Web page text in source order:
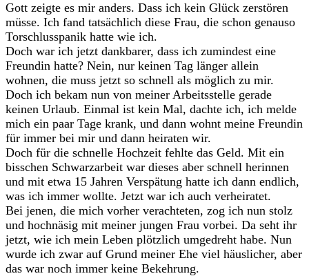
Gott zeigte es mir anders. Dass ich kein Glück zerstören
müsse. Ich fand tatsächlich diese Frau, die schon genauso
Torschlusspanik hatte wie ich.
Doch war ich jetzt dankbarer, dass ich zumindest eine
Freundin hatte? Nein, nur keinen Tag länger allein
wohnen, die muss jetzt so schnell als möglich zu mir.
Doch ich bekam nun von meiner Arbeitsstelle gerade
keinen Urlaub. Einmal ist kein Mal, dachte ich, ich melde
mich ein paar Tage krank, und dann wohnt meine Freundin
für immer bei mir und dann heiraten wir.
Doch für die schnelle Hochzeit fehlte das Geld. Mit ein
bisschen Schwarzarbeit war dieses aber schnell herinnen
und mit etwa 15 Jahren Verspätung hatte ich dann endlich,
was ich immer wollte. Jetzt war ich auch verheiratet.
Bei jenen, die mich vorher verachteten, zog ich nun stolz
und hochnäsig mit meiner jungen Frau vorbei. Da seht ihr
jetzt, wie ich mein Leben plötzlich umgedreht habe. Nun
wurde ich zwar auf Grund meiner Ehe viel häuslicher, aber
das war noch immer keine Bekehrung.